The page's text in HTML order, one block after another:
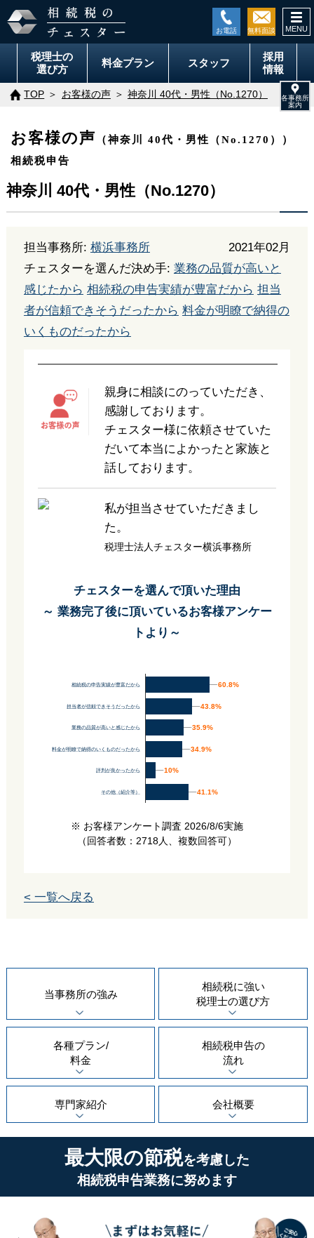
税理士の
選び方
料金プラン スタッフ
採用
情報
TOP お客様の声 神奈川 40代・男性（No.1270）
お客様の声
（神奈川 40代・男性（No.1270））
相続税申告
神奈川 40代・男性（No.1270）
担当事務所: 横浜事務所
2021年02月
チェスターを選んだ決め手: 業務の品質が高いと
感じたから 相続税の申告実績が豊富だから 担当
者が信頼できそうだったから 料金が明瞭で納得の
いくものだったから
親身に相談にのっていただき、
感謝しております。
チェスター様に依頼させていた
だいて本当によかったと家族と
話しております。
私が担当させていただきまし
た。
税理士法人チェスター横浜事務所
チェスターを選んで頂いた理由
～ 業務完了後に頂いているお客様アンケー
トより～
相続税の申告実績が豊富だから
担当者が信頼できそうだったから
業務の品質が高いと感じたから
料金が明瞭で納得のいくものだったから
評判が良かったから
その他（紹介等）
60.8%
60.8%
43.8%
43.8%
35.9%
35.9%
34.9%
34.9%
10%
10%
41.1%
41.1%
※ お客様アンケート調査 2026/8/6実施
（回答者数：2718人、複数回答可）
< 一覧へ戻る
当事務所の強み
相続税に強い
税理士の選び方
各種プラン/
料金
相続税申告の
流れ
専門家紹介 会社概要
最大限の節税を考慮した
相続税申告業務に努めます